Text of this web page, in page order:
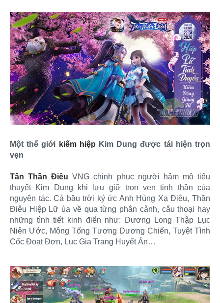
Một thế giới kiếm hiệp Kim Dung được tái hiện trọn
vẹn
Tân Thần Điêu VNG chinh phục người hâm mộ tiểu
thuyết Kim Dung khi lưu giữ trọn vẹn tinh thần của
nguyên tác. Cả bầu trời ký ức Anh Hùng Xạ Điêu, Thần
Điêu Hiệp Lữ ùa về qua từng phân cảnh, câu thoại hay
những tình tiết kinh điển như: Dương Long Thập Lục
Niên Ước, Mông Tống Tương Dương Chiến, Tuyệt Tình
Cốc Đoạt Đơn, Lục Gia Trang Huyết Án…